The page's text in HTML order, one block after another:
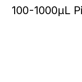
100-1000µL